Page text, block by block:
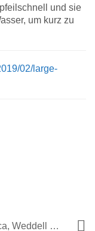
und sie
um kurz zu
02/large-
Antarctica, Weddell Sea, Falkland Islands 2019 (05)